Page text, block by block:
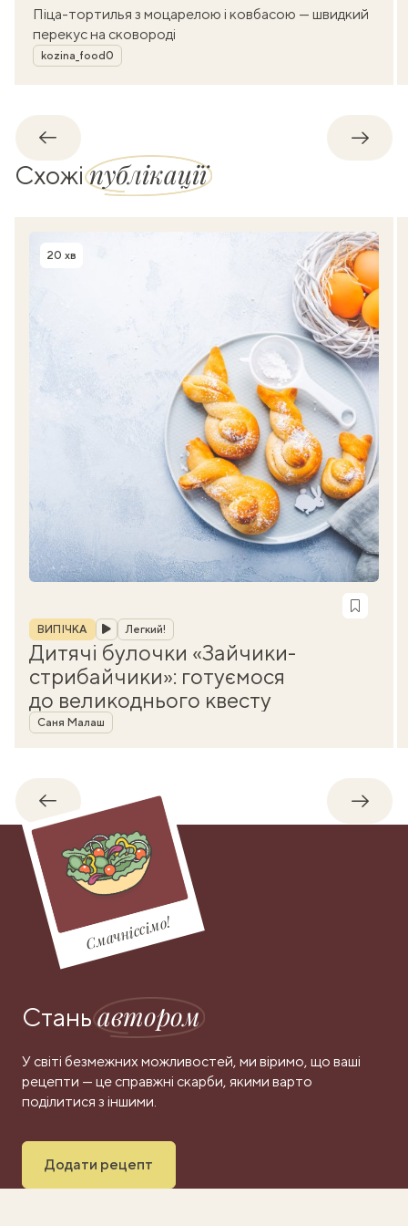
Піца-тортилья з моцарелою і ковбасою — швидкий
перекус на сковороді
Автор
kozina_food0
Назад
Схожіпублікації
Час приготування
20 хв
Рубрика
ВИПІЧКА Легкий!
Дитячі булочки «Зайчики-
стрибайчики»: готуємося
до великоднього квесту
Автор
Саня Малаш
Назад
Смачніссімо!
Станьавтором
У світі безмежних можливостей, ми віримо, що ваші
рецепти — це справжні скарби, якими варто
поділитися з іншими.
Додати рецепт